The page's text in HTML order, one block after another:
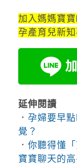
加入媽媽寶
孕產育兒新知
延伸閱讀
． 孕婦要早
覺？
． 你聽得懂
寶寶聊天的高